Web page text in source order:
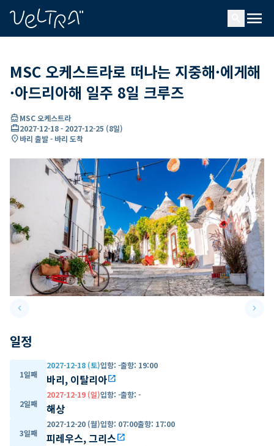
menu
MSC 오케스트라로 떠나는 지중해·에게해
·아드리아해 일주 8일 크루즈
directions_boatMSC 오케스트라
card_travel2027-12-18- 2027-12-25 (8일)
location_on바리 출발 - 바리 도착
keyboard_arrow_leftPrevious slide keyboard_arrow_right
일정
1일째
2027-12-18 (토)입항: -출항: 19:00
바리, 이탈리아open_in_new
2일째
2027-12-19 (일)입항: -출항: -
해상
3일째
2027-12-20 (월)입항: 07:00출항: 17:00
피레우스, 그리스open_in_new